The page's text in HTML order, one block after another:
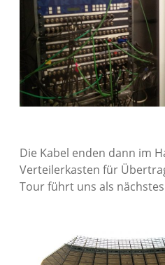
Die Kabel enden dann im
Verteilerkasten für
Tour führt uns als